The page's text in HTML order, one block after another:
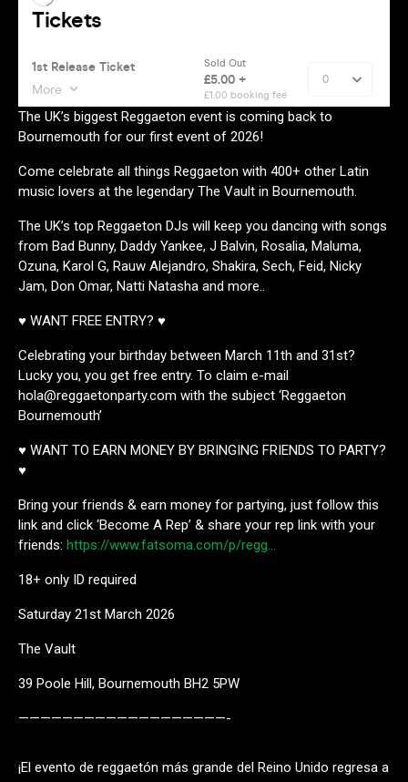
The UK’s biggest Reggaeton event is coming back to
Bournemouth for our first event of 2026!
Come celebrate all things Reggaeton with 400+ other Latin
music lovers at the legendary The Vault in Bournemouth.
The UK’s top Reggaeton DJs will keep you dancing with songs
from Bad Bunny, Daddy Yankee, J Balvin, Rosalia, Maluma,
Ozuna, Karol G, Rauw Alejandro, Shakira, Sech, Feid, Nicky
Jam, Don Omar, Natti Natasha and more..
♥ WANT FREE ENTRY? ♥
Celebrating your birthday between March 11th and 31st?
Lucky you, you get free entry. To claim e-mail
hola@reggaetonparty.com with the subject ‘Reggaeton
Bournemouth’
♥ WANT TO EARN MONEY BY BRINGING FRIENDS TO PARTY?
♥
Bring your friends & earn money for partying, just follow this
link and click ‘Become A Rep’ & share your rep link with your
friends: https://www.fatsoma.com/p/regg…
18+ only ID required
Saturday 21st March 2026
The Vault
39 Poole Hill, Bournemouth BH2 5PW
———————————————————-
¡El evento de reggaetón más grande del Reino Unido regresa a